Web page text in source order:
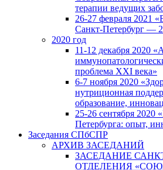
терапии ведущих
26-27 февраля 2021
Санкт-Петербург —
2020 год
11-12 декабря 2020
проблема XXI века»
6-7 ноября 2020
нутриционная
образование,
25-26 сентября 2020
Петербурга: опыт,
Заседания СПбСПР
АРХИВ ЗАСЕДАНИЙ
ЗАСЕДАНИЕ
ОТДЕЛЕНИЯ